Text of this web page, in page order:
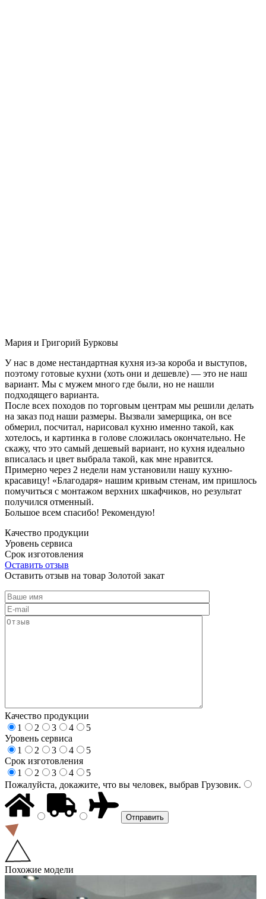
Мария и Григорий Бурковы
У нас в доме нестандартная кухня из-за короба и выступов,
поэтому готовые кухни (хоть они и дешевле) — это не наш
вариант. Мы с мужем много где были, но не нашли
подходящего варианта.
После всех походов по торговым центрам мы решили делать
на заказ под наши размеры. Вызвали замерщика, он все
обмерил, посчитал, нарисовал кухню именно такой, как
хотелось, и картинка в голове сложилась окончательно. Не
скажу, что это самый дешевый вариант, но кухня идеально
вписалась и цвет выбрала такой, как мне нравится.
Примерно через 2 недели нам установили нашу кухню-
красавицу! «Благодаря» нашим кривым стенам, им пришлось
помучиться с монтажом верхних шкафчиков, но результат
получился отменный.
Большое всем спасибо! Рекомендую!
Качество продукции
Уровень сервиса
Срок изготовления
Оставить отзыв
Оставить отзыв на товар Золотой закат
Качество продукции
1
2 3 4
5
Уровень сервиса
1
2 3 4
5
Срок изготовления
1
2 3 4
5
Пожалуйста, докажите, что вы человек, выбрав Грузовик.
Похожие модели